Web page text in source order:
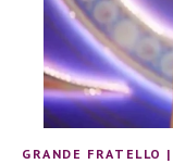
GRANDE FRATELLO |